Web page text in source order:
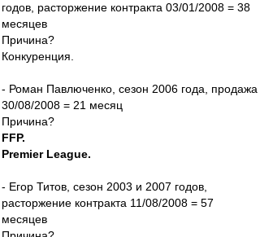
годов, расторжение контракта 03/01/2008 = 38
месяцев
Причина?
Конкуренция.
- Роман Павлюченко, сезон 2006 года, продажа
30/08/2008 = 21 месяц
Причина?
FFP.
Premier League.
- Егор Титов, сезон 2003 и 2007 годов,
расторжение контракта 11/08/2008 = 57
месяцев